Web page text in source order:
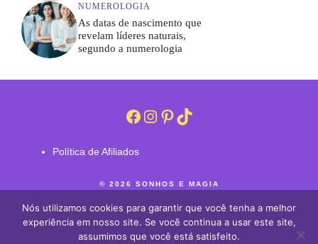
NUMEROLOGIA
As datas de nascimento que
revelam líderes naturais,
segundo a numerologia
Facebook
Instagram
Pinterest
TikTok
Política de Afiliados
© 2026 SONHOS E MAGIA
CONTATO
POLÍTICA DE PRIVACIDADE
TERMOS DE USO
Nós utilizamos cookies para garantir que você tenha a melhor
experiência em nosso site. Se você continua a usar este site,
assumimos que você está satisfeito.